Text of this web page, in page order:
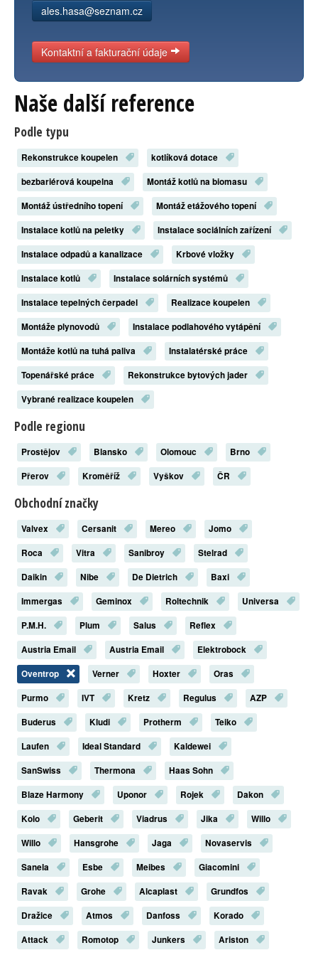
ales.hasa@seznam.cz
Kontaktní a fakturační údaje
Naše další reference
Podle typu
Rekonstrukce koupelen
kotlíková dotace
bezbariérová koupelna
Montáž kotlů na biomasu
Montáž ústředního topení
Montáž etážového topení
Instalace kotlů na peletky
Instalace sociálních zařízení
Instalace odpadů a kanalizace
Krbové vložky
Instalace kotlů
Instalace solárních systémů
Instalace tepelných čerpadel
Realizace koupelen
Montáže plynovodů
Instalace podlahového vytápění
Montáže kotlů na tuhá paliva
Instalatérské práce
Topenářské práce
Rekonstrukce bytových jader
Vybrané realizace koupelen
Podle regionu
Prostějov Blansko Olomouc
Brno
Přerov
Kroměříž Vyškov ČR
Obchodní značky
Valvex Cersanit Mereo
Jomo
Roca
Vitra Sanibroy
Stelrad
Daikin
Nibe De Dietrich
Baxi
Immergas
Geminox Roltechnik
Universa
P.M.H.
Plum Salus
Reflex
Austria Email
Austria Email
Elektrobock
Oventrop
Verner Hoxter
Oras
Purmo
IVT Kretz Regulus
AZP
Buderus
Kludi Protherm
Teiko
Laufen
Ideal Standard
Kaldewei
SanSwiss
Thermona
Haas Sohn
Blaze Harmony
Uponor Rojek
Dakon
Kolo
Geberit Viadrus Jika
Willo
Willo
Hansgrohe Jaga
Novaservis
Sanela
Esbe Meibes
Giacomini
Ravak
Grohe Alcaplast
Grundfos
Dražice
Atmos Danfoss
Korado
Attack
Romotop Junkers Ariston